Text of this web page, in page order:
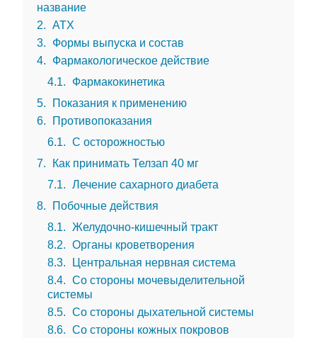
название
2
АТХ
3
Формы выпуска и состав
4
Фармакологическое действие
4.1
Фармакокинетика
5
Показания к применению
6
Противопоказания
6.1
С осторожностью
7
Как принимать Телзап 40 мг
7.1
Лечение сахарного диабета
8
Побочные действия
8.1
Желудочно-кишечный тракт
8.2
Органы кроветворения
8.3
Центральная нервная система
8.4
Со стороны мочевыделительной
системы
8.5
Со стороны дыхательной системы
8.6
Со стороны кожных покровов